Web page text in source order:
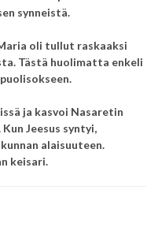
synneistä.
oli tullut raskaaksi
Tästä huolimatta enkeli
ja kasvoi Nasaretin
Kun Jeesus syntyi,
alaisuuteen.
keisari.